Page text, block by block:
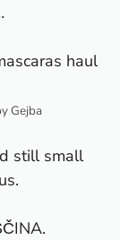
Gejba
still small
.